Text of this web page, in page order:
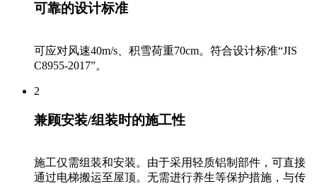
可靠的设计标准
可应对风速40m/s、积雪荷重70cm。符合设计标准“JIS
C8955-2017”。
2
兼顾安装/组装时的施工性
施工仅需组装和安装。由于采用轻质铝制部件，可直接
通过电梯搬运至屋顶。无需进行养生等保护措施，与传